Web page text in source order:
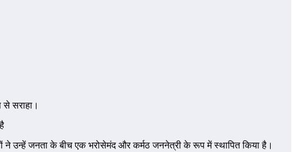
सराहा।
ने उन्हें जनता के बीच एक भरोसेमंद और कर्मठ जननेत्री के रूप में स्थापित किया है।